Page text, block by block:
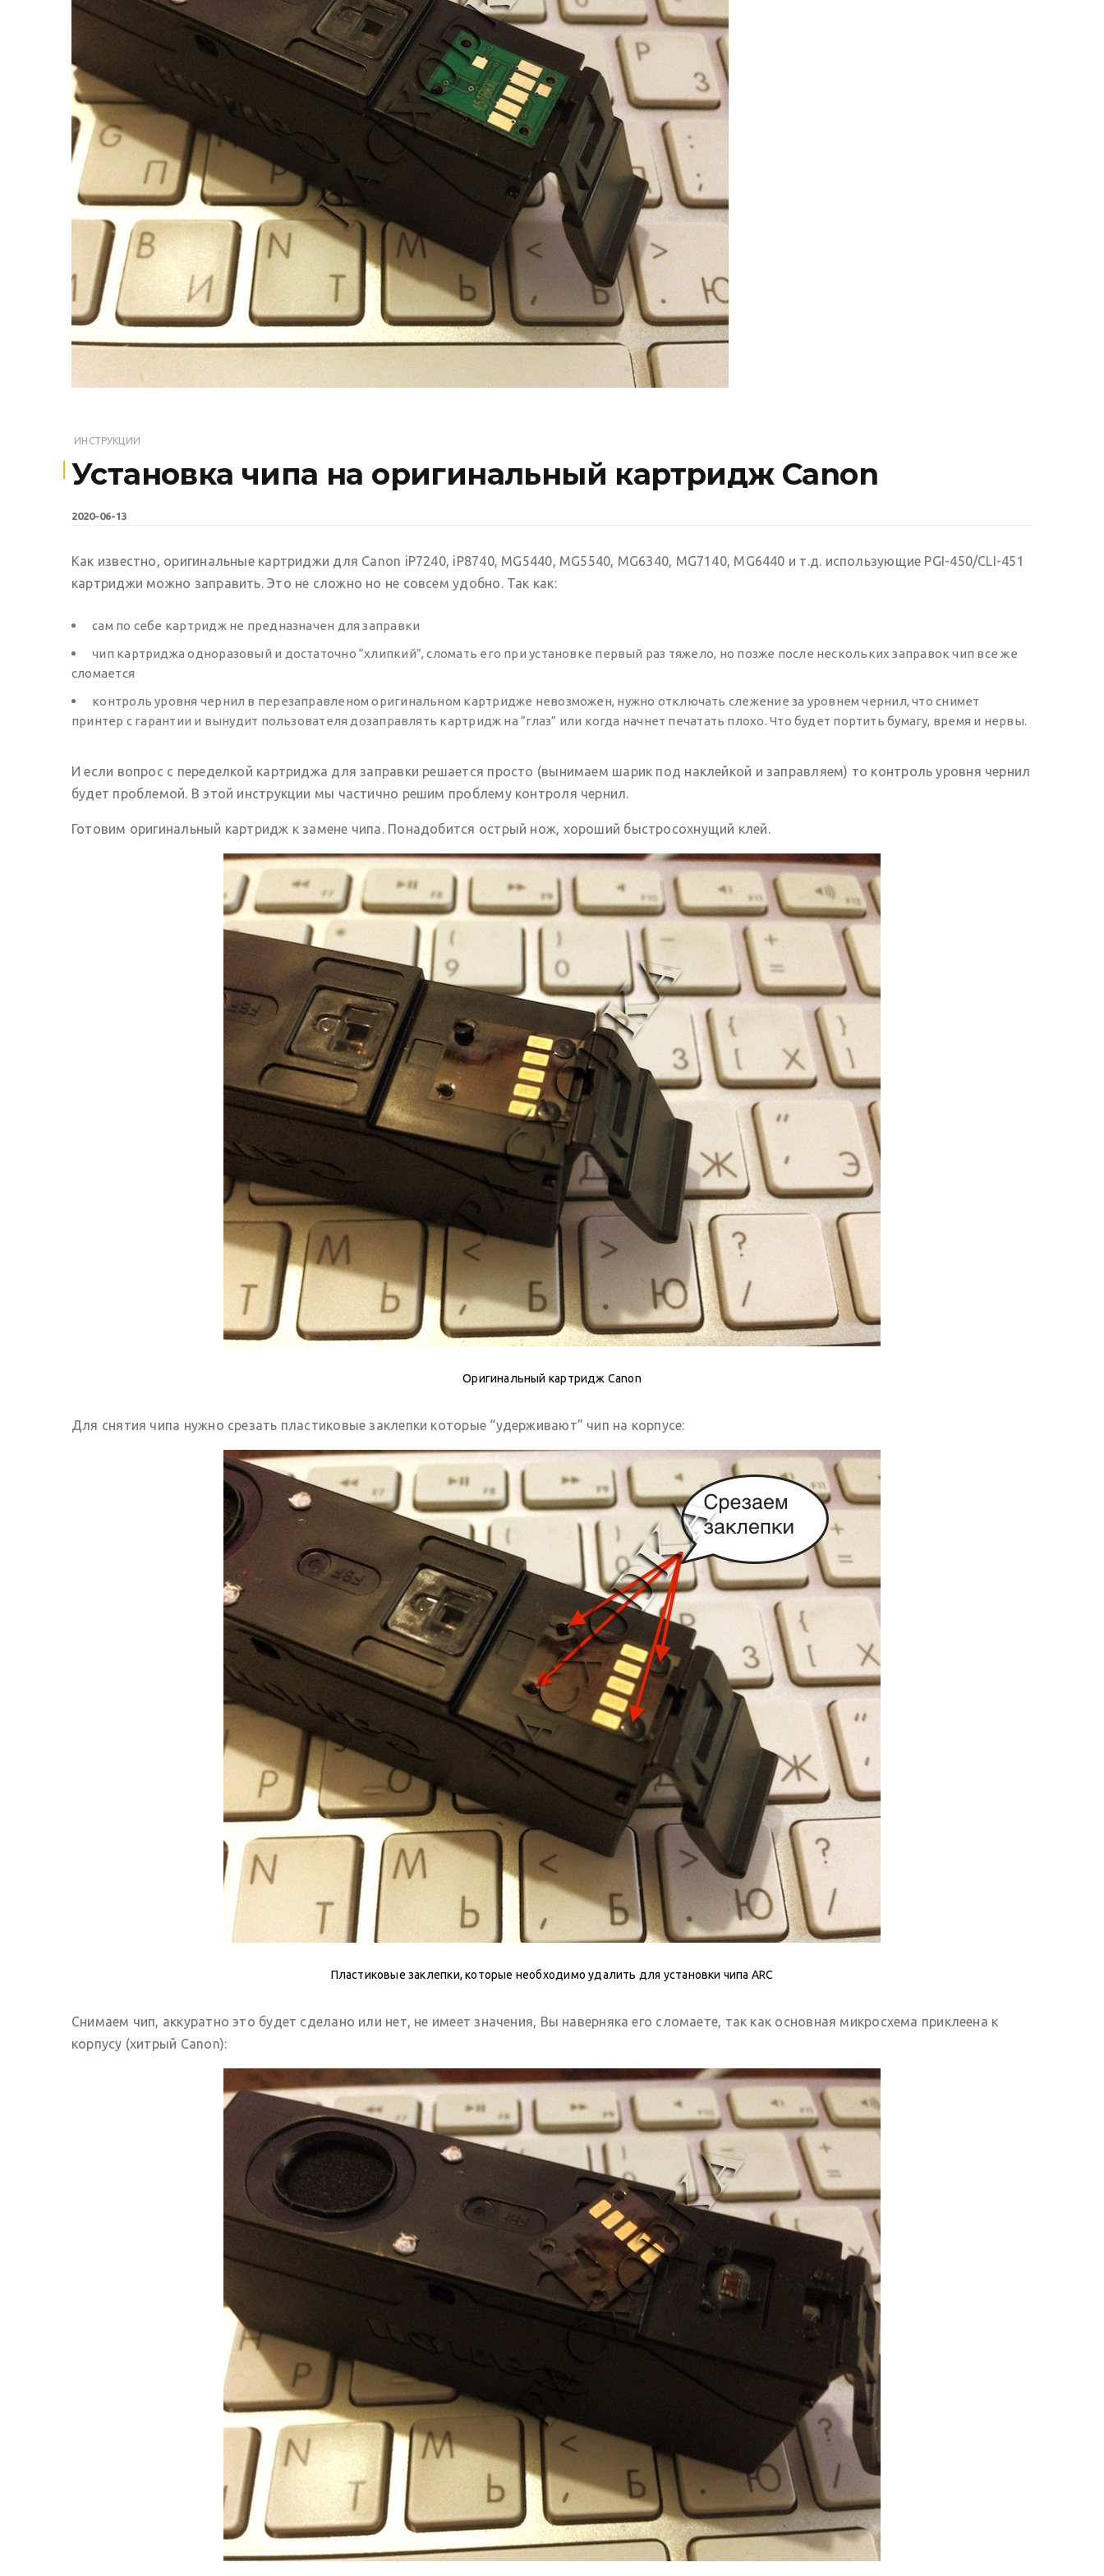
ИНСТРУКЦИИ
Установка чипа на оригинальный картридж Canon
2020-06-13
Как известно, оригинальные картриджи для Canon iP7240, iP8740, MG5440, MG5540, MG6340, MG7140, MG6440 и т.д. использующие PGI-450/CLI-451
картриджи можно заправить. Это не сложно но не совсем удобно. Так как:
сам по себе картридж не предназначен для заправки
чип картриджа одноразовый и достаточно “хлипкий”, сломать его при установке первый раз тяжело, но позже после нескольких заправок чип все же
сломается
контроль уровня чернил в перезаправленом оригинальном картридже невозможен, нужно отключать слежение за уровнем чернил, что снимет
принтер с гарантии и вынудит пользователя дозаправлять картридж на “глаз” или когда начнет печатать плохо. Что будет портить бумагу, время и нервы.
И если вопрос с переделкой картриджа для заправки решается просто (вынимаем шарик под наклейкой и заправляем) то контроль уровня чернил
будет проблемой. В этой инструкции мы частично решим проблему контроля чернил.
Готовим оригинальный картридж к замене чипа. Понадобится острый нож, хороший быстросохнущий клей.
Оригинальный картридж Canon
Для снятия чипа нужно срезать пластиковые заклепки которые “удерживают” чип на корпусе:
Пластиковые заклепки, которые необходимо удалить для установки чипа ARC
Снимаем чип, аккуратно это будет сделано или нет, не имеет значения, Вы наверняка его сломаете, так как основная микросхема приклеена к
корпусу (хитрый Canon):